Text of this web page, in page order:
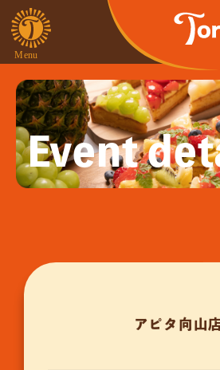
Event
アピタ向山